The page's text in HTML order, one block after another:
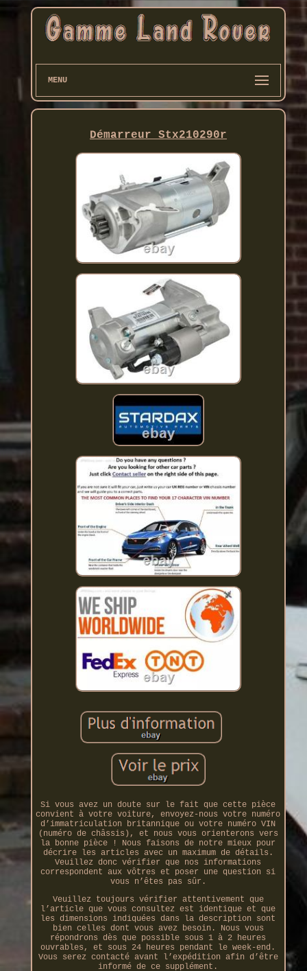
MENU
Démarreur Stx210290r
Si vous avez un doute sur le fait que cette pièce
convient à votre voiture, envoyez-nous votre numéro
d’immatriculation britannique ou votre numéro VIN
(numéro de châssis), et nous vous orienterons vers
la bonne pièce ! Nous faisons de notre mieux pour
décrire les articles avec un maximum de détails.
Veuillez donc vérifier que nos informations
correspondent aux vôtres et poser une question si
vous n’êtes pas sûr.
Veuillez toujours vérifier attentivement que
l’article que vous consultez est identique et que
les dimensions indiquées dans la description sont
bien celles dont vous avez besoin. Nous vous
répondrons dès que possible sous 1 à 2 heures
ouvrables, et sous 24 heures pendant le week-end.
Vous serez contacté avant l’expédition afin d’être
informé de ce supplément.